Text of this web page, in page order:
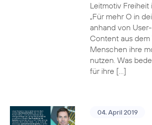
Leitmotiv
„Für mehr O in
anhand von
Content aus dem
Menschen ihre
nutzen. Was
für ihre […]
04. April 2019